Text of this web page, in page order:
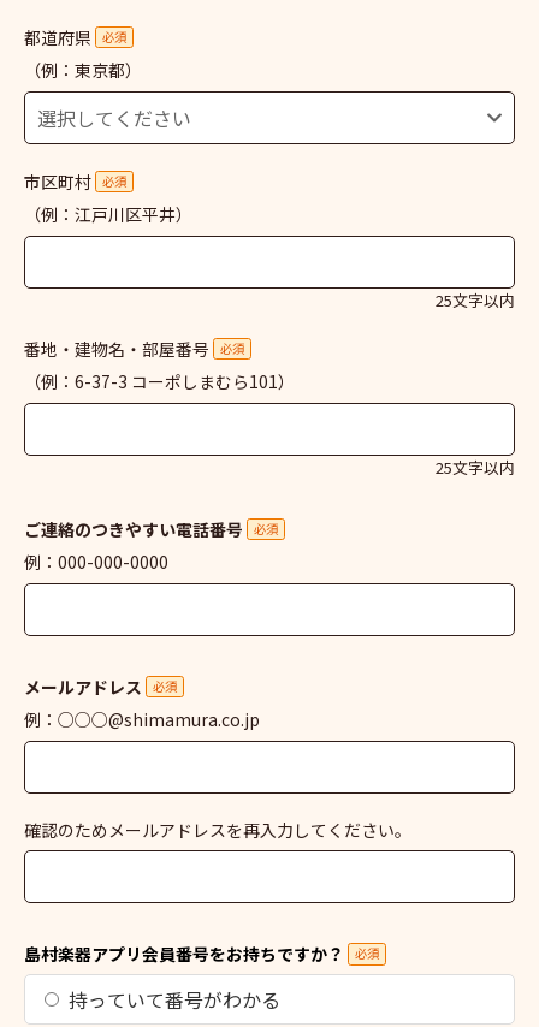
都道府県 必須
（例：東京都）
市区町村 必須
（例：江戸川区平井）
25文字以内
番地・建物名・部屋番号 必須
（例：6-37-3 コーポしまむら101）
25文字以内
ご連絡のつきやすい電話番号 必須
例：000-000-0000
メールアドレス 必須
例：○○○@shimamura.co.jp
確認のためメールアドレスを再入力してください。
島村楽器アプリ会員番号をお持ちですか？ 必須
持っていて番号がわかる